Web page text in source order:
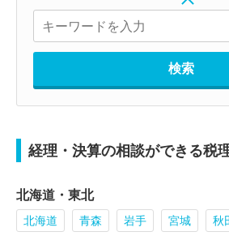
経理・決算の相談ができる税
北海道・東北
北海道 青森 岩手 宮城 秋